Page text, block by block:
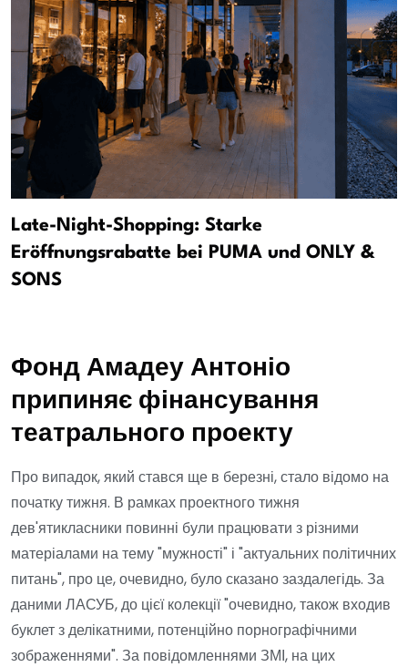
Late-Night-Shopping: Starke
Eröffnungsrabatte bei PUMA und ONLY &
SONS
Фонд Амадеу Антоніо
припиняє фінансування
театрального проекту
Про випадок, який стався ще в березні, стало відомо на
початку тижня. В рамках проектного тижня
дев'ятикласники повинні були працювати з різними
матеріалами на тему "мужності" і "актуальних політичних
питань", про це, очевидно, було сказано заздалегідь. За
даними ЛАСУБ, до цієї колекції "очевидно, також входив
буклет з делікатними, потенційно порнографічними
зображеннями". За повідомленнями ЗМІ, на цих